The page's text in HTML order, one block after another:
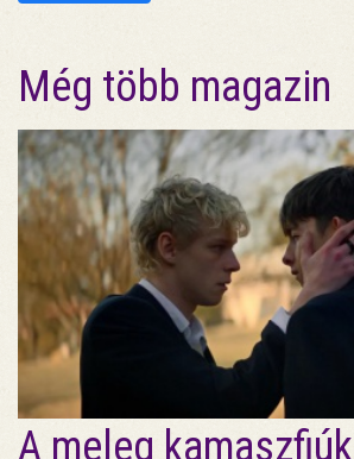
Még több magazin
A meleg kamaszfiúk